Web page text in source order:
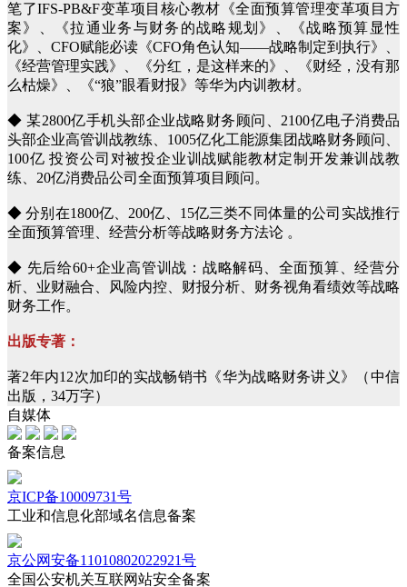
笔了IFS-PB&F变革项目核心教材《全面预算管理变革项目方
案》、《拉通业务与财务的战略规划》、《战略预算显性
化》、CFO赋能必读《CFO角色认知——战略制定到执行》、
《经营管理实践》、《分红，是这样来的》、《财经，没有那
么枯燥》、《“狼”眼看财报》等华为内训教材。
◆ 某2800亿手机头部企业战略财务顾问、2100亿电子消费品
头部企业高管训战教练、1005亿化工能源集团战略财务顾问、
100亿 投资公司对被投企业训战赋能教材定制开发兼训战教
练、20亿消费品公司全面预算项目顾问。
◆ 分别在1800亿、200亿、15亿三类不同体量的公司实战推行
全面预算管理、经营分析等战略财务方法论 。
◆ 先后给60+企业高管训战：战略解码、全面预算、经营分
析、业财融合、风险内控、财报分析、财务视角看绩效等战略
财务工作。
出版专著：
著2年内12次加印的实战畅销书《华为战略财务讲义》（中信
出版，34万字）
自媒体
备案信息
京ICP备10009731号
工业和信息化部域名信息备案
京公网安备11010802022921号
全国公安机关互联网站安全备案